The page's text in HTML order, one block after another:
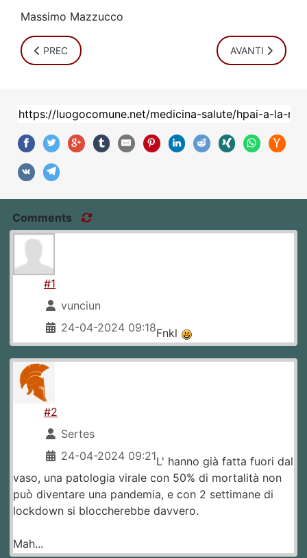
Massimo Mazzucco
ARTICOLO PRECEDENTE: VACCINO = PIÙ MORTI
PREC ARTICOLO
AVANTI
Comments
#1
vunciun
24-04-2024 09:18Fnkl
#2
Sertes
24-04-2024 09:21L' hanno già fatta fuori dal
vaso, una patologia virale con 50% di mortalità non
può diventare una pandemia, e con 2 settimane di
lockdown si bloccherebbe davvero.
Mah...